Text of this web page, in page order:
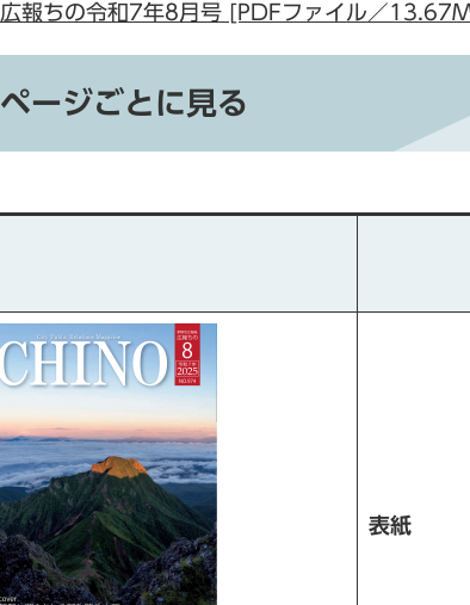
広報ちの令和7年8月号 [PDFファイル／
ページごとに見る
表紙